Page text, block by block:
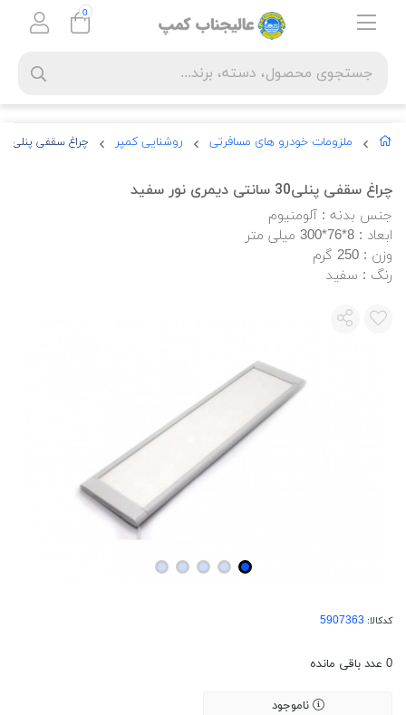
ملزومات خودرو های مسافرتی روشنایی کمپر چراغ سقفی پنلی30 سانتی دیمری نور سفید
چراغ سقفی پنلی30 سانتی دیمری نور سفید
جنس بدنه : آلومنیوم
ابعاد : 8*76*300 میلی متر
وزن : 250 گرم
رنگ : سفید
کدکالا:
0 عدد باقی مانده
ناموجود
0